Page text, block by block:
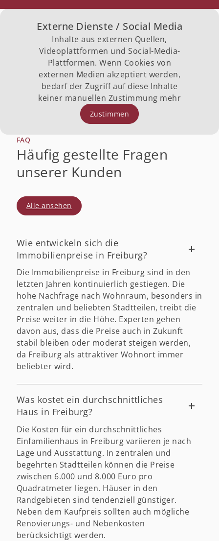
Externe Dienste / Social Media
Inhalte aus externen Quellen,
Videoplattformen und Social-Media-
Plattformen. Wenn Cookies von
externen Medien akzeptiert werden,
bedarf der Zugriff auf diese Inhalte
keiner manuellen Zustimmung mehr
Zustimmen
FAQ
Häufig gestellte Fragen
unserer Kunden
Alle ansehen
Wie entwickeln sich die
Immobilienpreise in Freiburg?
Die Immobilienpreise in Freiburg sind in den
letzten Jahren kontinuierlich gestiegen. Die
hohe Nachfrage nach Wohnraum, besonders in
zentralen und beliebten Stadtteilen, treibt die
Preise weiter in die Höhe. Experten gehen
davon aus, dass die Preise auch in Zukunft
stabil bleiben oder moderat steigen werden,
da Freiburg als attraktiver Wohnort immer
beliebter wird.
Was kostet ein durchschnittliches
Haus in Freiburg?
Die Kosten für ein durchschnittliches
Einfamilienhaus in Freiburg variieren je nach
Lage und Ausstattung. In zentralen und
begehrten Stadtteilen können die Preise
zwischen 6.000 und 8.000 Euro pro
Quadratmeter liegen. Häuser in den
Randgebieten sind tendenziell günstiger.
Neben dem Kaufpreis sollten auch mögliche
Renovierungs- und Nebenkosten
berücksichtigt werden.